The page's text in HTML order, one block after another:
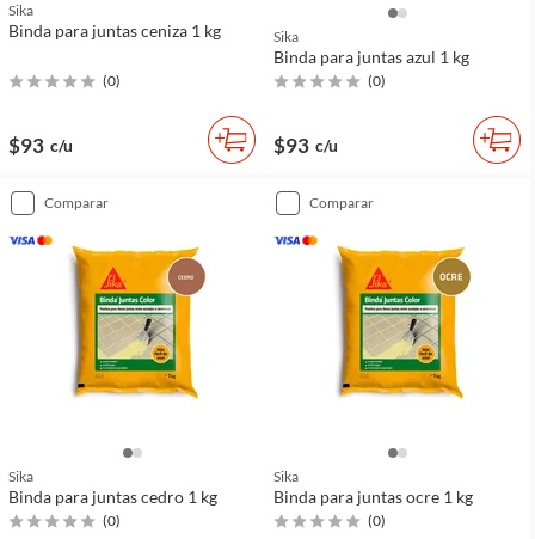
Sika
Binda para juntas ceniza 1 kg
(0)
$93 c/u
Sika
Binda para juntas azul 1 kg
(0)
$93 c/u
comparar
Sika
Binda para juntas cedro 1 kg
(0)
comparar
Sika
Binda para juntas ocre 1 kg
(0)